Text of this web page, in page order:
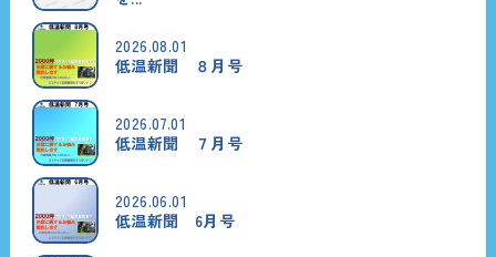
2026.08.01
低温新聞 ８月号
2026.07.01
低温新聞 ７月号
2026.06.01
低温新聞 6月号